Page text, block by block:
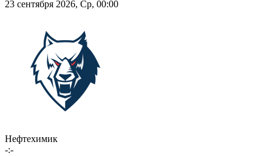
23 сентября 2026, Ср, 00:00
Нефтехимик
-:-